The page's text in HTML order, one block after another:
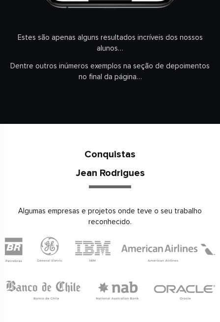
Estes são apenas alguns resultados incríveis dos nossos
alunos…
Dentre outros inúmeros exemplos na seção de depoimentos
no final da página…
Conquistas
Jean Rodrigues
Algumas empresas e projetos onde teve o seu trabalho
reconhecido.